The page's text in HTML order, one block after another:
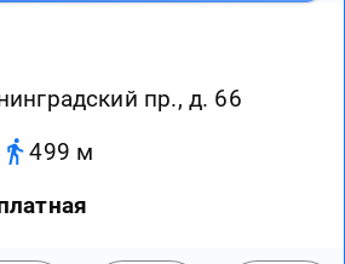
пр., д. 66
499 м